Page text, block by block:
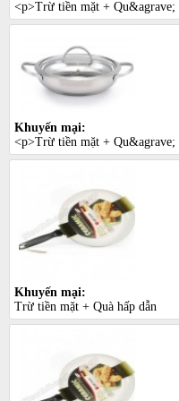
<p>Trừ tiền mặt + Qu&agrave;
Khuyến mại:
<p>Trừ tiền mặt + Qu&agrave;
Khuyến mại:
Trừ tiền mặt + Quà hấp dẫn